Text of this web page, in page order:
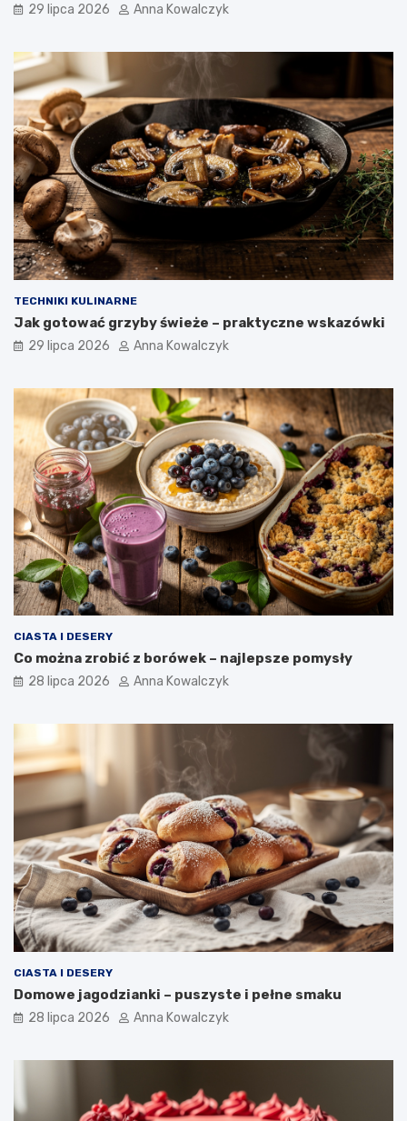
29 lipca 2026 Anna Kowalczyk
TECHNIKI KULINARNE
Jak gotować grzyby świeże – praktyczne wskazówki
29 lipca 2026 Anna Kowalczyk
CIASTA I DESERY
Co można zrobić z borówek – najlepsze pomysły
28 lipca 2026 Anna Kowalczyk
CIASTA I DESERY
Domowe jagodzianki – puszyste i pełne smaku
28 lipca 2026 Anna Kowalczyk